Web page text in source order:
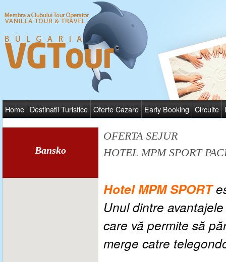
Home Destinatii Turistice Oferte Cazare Early Booking Circuite
Bansko
OFERTA SEJUR
HOTEL MPM SPORT
Hotel MPM SPORT
Unul dintre
care vă permite să
merge catre